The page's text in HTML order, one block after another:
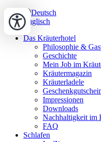
Deutsch
Englisch
Das Kräuterhotel
Philosophie &
Geschichte
Mein Job im
Kräutermagazin
Kräuterladele
Impressionen
Downloads
Nachhaltigkeit im
FAQ
Schlafen